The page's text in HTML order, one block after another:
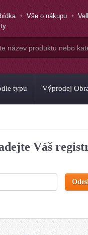
Vše o nákupu
typu Výprodej
Váš